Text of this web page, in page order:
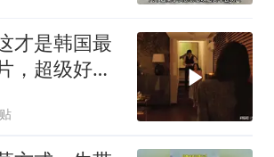
才是韩国最
，超级好